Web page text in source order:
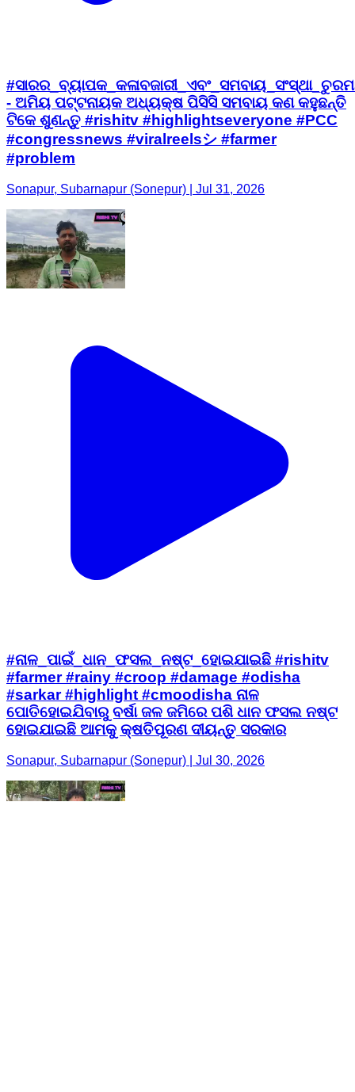
- ଅମିୟ ପଟ୍ଟନାୟକ ଅଧ୍ୟକ୍ଷ ପିସିସି ସମବାୟ କଣ କହୁଛନ୍ତି
ଟିକେ ଶୁଣନ୍ତୁ #rishitv #highlightseveryone #PCC
#congressnews #viralreelsシ #farmer
#problem
Sonapur, Subarnapur (Sonepur) | Jul 31, 2026
#ନାଳ_ପାଇଁ_ଧାନ_ଫସଲ_ନଷ୍ଟ_ହୋଇଯାଇଛି #rishitv
#farmer #rainy #croop #damage #odisha
#sarkar #highlight #cmoodisha ନାଳ
ପୋତିହୋଇଯିବାରୁ ବର୍ଷା ଜଳ ଜମିରେ ପଶି ଧାନ ଫସଲ ନଷ୍ଟ
ହୋଇଯାଇଛି ଆମକୁ କ୍ଷତିପୂରଣ ଦୀୟନ୍ତୁ ସରକାର
Sonapur, Subarnapur (Sonepur) | Jul 30, 2026